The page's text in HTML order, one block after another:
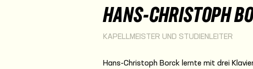
HANS-CHRISTOPH
KAPELLMEISTER UND STUDIENLEITER
Hans-Christoph Borck lernte mit drei